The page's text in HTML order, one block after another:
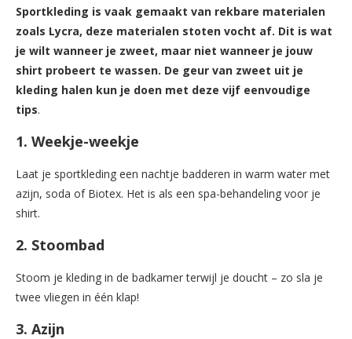
Sportkleding is vaak gemaakt van rekbare materialen
zoals Lycra, deze materialen stoten vocht af. Dit is wat
je wilt wanneer je zweet, maar niet wanneer je jouw
shirt probeert te wassen. De geur van zweet uit je
kleding halen kun je doen met deze vijf eenvoudige
tips.
1. Weekje-weekje
Laat je sportkleding een nachtje badderen in warm water met
azijn, soda of Biotex. Het is als een spa-behandeling voor je
shirt.
2. Stoombad
Stoom je kleding in de badkamer terwijl je doucht – zo sla je
twee vliegen in één klap!
3. Azijn